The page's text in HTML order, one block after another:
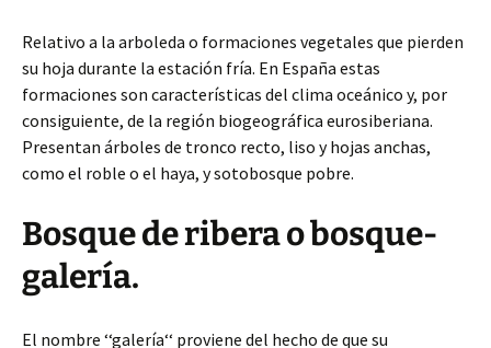
Relativo a la arboleda o formaciones vegetales que pierden
su hoja durante la estación fría. En España estas
formaciones son características del clima oceánico y, por
consiguiente, de la región biogeográfica eurosiberiana.
Presentan árboles de tronco recto, liso y hojas anchas,
como el roble o el haya, y sotobosque pobre.
Bosque de ribera o bosque-
galería.
El nombre ‘‘galería‘‘ proviene del hecho de que su